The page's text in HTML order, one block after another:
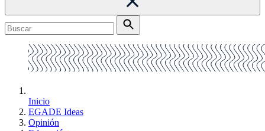
Inicio
EGADE Ideas
Opinión